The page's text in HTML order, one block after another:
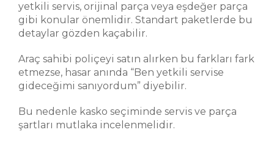
yetkili servis, orijinal parça veya eşdeğer parça
gibi konular önemlidir. Standart paketlerde bu
detaylar gözden kaçabilir.
Araç sahibi poliçeyi satın alırken bu farkları fark
etmezse, hasar anında “Ben yetkili servise
gideceğimi sanıyordum” diyebilir.
Bu nedenle kasko seçiminde servis ve parça
şartları mutlaka incelenmelidir.